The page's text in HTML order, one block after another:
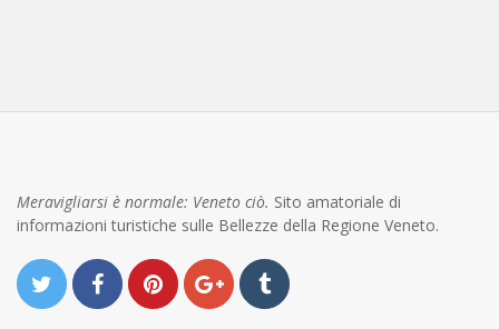
Meravigliarsi è normale: Veneto ciò. Sito amatoriale di
informazioni turistiche sulle Bellezze della Regione Veneto.